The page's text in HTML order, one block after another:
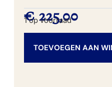
€225,00
1 op voorraad
TOEVOEGEN AAN